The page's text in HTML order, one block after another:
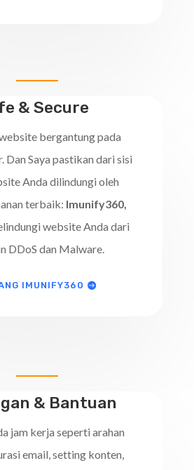
& Secure
bergantung pada
Dan Saya pastikan dari sisi
Anda dilindungi oleh
terbaik: Imunify360,
website Anda dari
DDoS dan Malware.
IMUNIFY360
& Bantuan
jam kerja seperti arahan
email, setting konten,